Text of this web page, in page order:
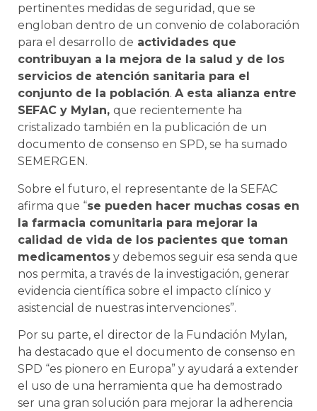
pertinentes medidas de seguridad, que se
engloban dentro de un convenio de colaboración
para el desarrollo de actividades que
contribuyan a la mejora de la salud y de los
servicios de atención sanitaria para el
conjunto de la población. A esta alianza entre
SEFAC y Mylan, que recientemente ha
cristalizado también en la publicación de un
documento de consenso en SPD, se ha sumado
SEMERGEN.
Sobre el futuro, el representante de la SEFAC
afirma que “se pueden hacer muchas cosas en
la farmacia comunitaria para mejorar la
calidad de vida de los pacientes que toman
medicamentos y debemos seguir esa senda que
nos permita, a través de la investigación, generar
evidencia científica sobre el impacto clínico y
asistencial de nuestras intervenciones”.
Por su parte, el director de la Fundación Mylan,
ha destacado que el documento de consenso en
SPD “es pionero en Europa” y ayudará a extender
el uso de una herramienta que ha demostrado
ser una gran solución para mejorar la adherencia